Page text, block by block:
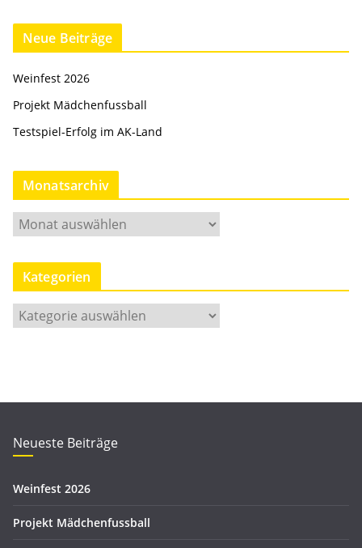
Neue Beiträge
Weinfest 2026
Projekt Mädchenfussball
Testspiel-Erfolg im AK-Land
Monatsarchiv
M
o
n
t
h
v
Kategorien
a
r
i
n
Neueste Beiträge
Weinfest 2026
Projekt Mädchenfussball